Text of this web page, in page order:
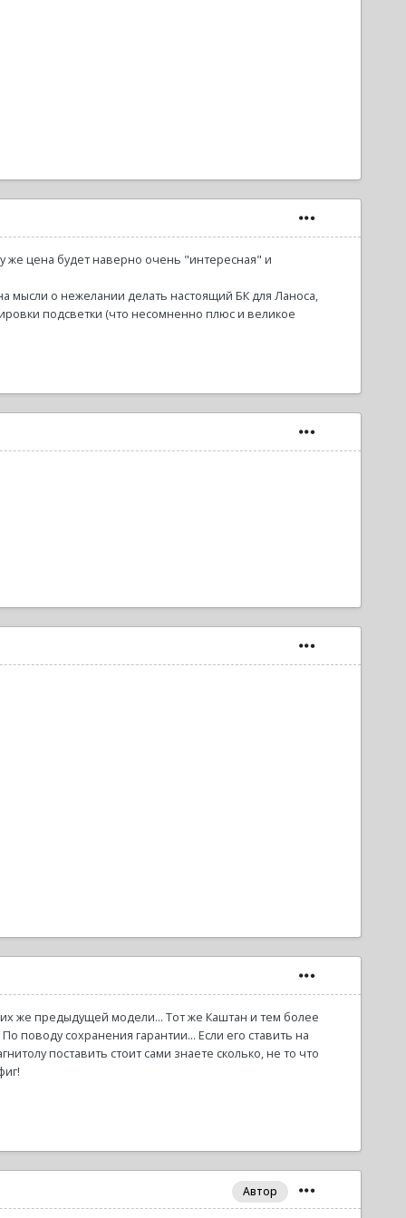
же цена будет наверно очень "интересная" и
мысли о нежелании делать настоящий БК для Ланоса,
подсветки (что несомненно плюс и великое
же предыдущей модели... Тот же Каштан и тем более
поводу сохранения гарантии... Если его ставить на
поставить стоит сами знаете сколько, не то что
Автор